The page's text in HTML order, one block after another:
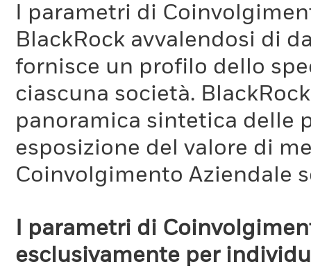
I parametri di
BlackRock avvalendosi di
fornisce un profilo dello
ciascuna società.
panoramica sintetica delle
esposizione del valore di
Coinvolgimento Aziendale
I parametri di
esclusivamente per